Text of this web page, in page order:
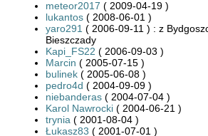
meteor2017 ( 2009-04-19 )
lukantos ( 2008-06-01 )
yaro291 ( 2006-09-11 ) : z
Bieszczady
Kapi_FS22 ( 2006-09-03 )
Marcin ( 2005-07-15 )
bulinek ( 2005-06-08 )
pedro4d ( 2004-09-09 )
niebanderas ( 2004-07-04 )
Karol Nawrocki ( 2004-06-21 )
trynia ( 2001-08-04 )
Łukasz83 ( 2001-07-01 )